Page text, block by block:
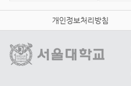
개인정보처리방침